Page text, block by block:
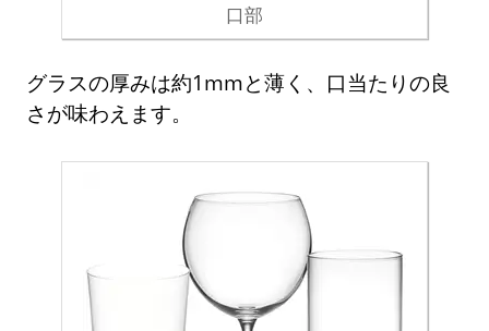
口部
グラスの厚みは約1mmと薄く、口当たりの良
さが味わえます。